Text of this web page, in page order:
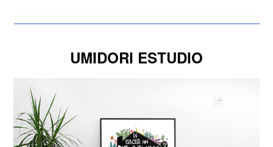
UMIDORI ESTUDIO